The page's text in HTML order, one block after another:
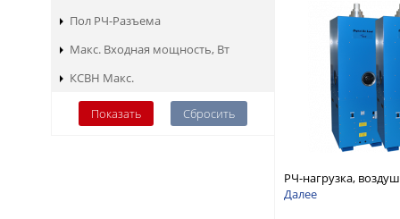
Пол РЧ-Разъема
Макс. Входная мощность, Вт
КСВН Макс.
РЧ-нагрузка,
охлаждение 5кВт
Далее